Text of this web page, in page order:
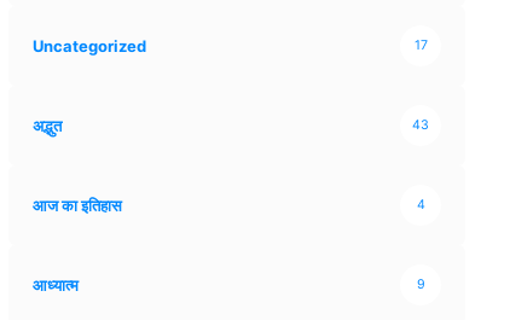
Uncategorized 17
अद्भुत 43
आज का इतिहास 4
आध्यात्म 9